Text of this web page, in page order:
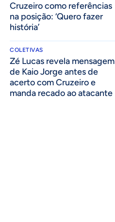
Cruzeiro como referências
na posição: ‘Quero fazer
história’
COLETIVAS
Zé Lucas revela mensagem
de Kaio Jorge antes de
acerto com Cruzeiro e
manda recado ao atacante